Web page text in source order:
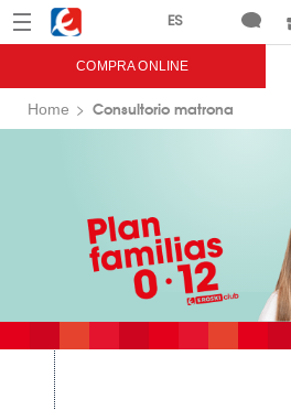
Menú Eroski
COMPRA ONLINE
Home Consultorio matrona